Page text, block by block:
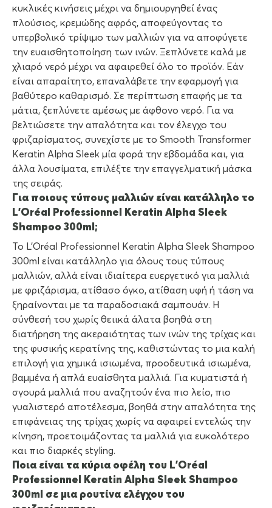
κυκλικές κινήσεις μέχρι να δημιουργηθεί ένας
πλούσιος, κρεμώδης αφρός, αποφεύγοντας το
υπερβολικό τρίψιμο των μαλλιών για να αποφύγετε
την ευαισθητοποίηση των ινών. Ξεπλύνετε καλά με
χλιαρό νερό μέχρι να αφαιρεθεί όλο το προϊόν. Εάν
είναι απαραίτητο, επαναλάβετε την εφαρμογή για
βαθύτερο καθαρισμό. Σε περίπτωση επαφής με τα
μάτια, ξεπλύνετε αμέσως με άφθονο νερό. Για να
βελτιώσετε την απαλότητα και τον έλεγχο του
φριζαρίσματος, συνεχίστε με το Smooth Transformer
Keratin Alpha Sleek μία φορά την εβδομάδα και, για
άλλα λουσίματα, επιλέξτε την επαγγελματική μάσκα
της σειράς.
Για ποιους τύπους μαλλιών είναι κατάλληλο το
L’Oréal Professionnel Keratin Alpha Sleek
Shampoo 300ml;
Το L’Oréal Professionnel Keratin Alpha Sleek Shampoo
300ml είναι κατάλληλο για όλους τους τύπους
μαλλιών, αλλά είναι ιδιαίτερα ευεργετικό για μαλλιά
με φριζάρισμα, ατίθασο όγκο, ατίθαση υφή ή τάση να
ξηραίνονται με τα παραδοσιακά σαμπουάν. Η
σύνθεσή του χωρίς θειικά άλατα βοηθά στη
διατήρηση της ακεραιότητας των ινών της τρίχας και
της φυσικής κερατίνης της, καθιστώντας το μια καλή
επιλογή για χημικά ισιωμένα, προοδευτικά ισιωμένα,
βαμμένα ή απλά ευαίσθητα μαλλιά. Για κυματιστά ή
σγουρά μαλλιά που αναζητούν ένα πιο λείο, πιο
γυαλιστερό αποτέλεσμα, βοηθά στην απαλότητα της
επιφάνειας της τρίχας χωρίς να αφαιρεί εντελώς την
κίνηση, προετοιμάζοντας τα μαλλιά για ευκολότερο
και πιο διαρκές styling.
Ποια είναι τα κύρια οφέλη του L’Oréal
Professionnel Keratin Alpha Sleek Shampoo
300ml σε μια ρουτίνα ελέγχου του